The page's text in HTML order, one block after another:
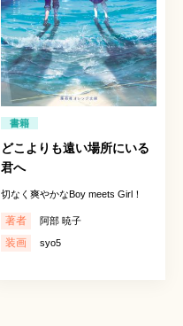
書籍
どこよりも遠い場所にいる
君へ
切なく爽やかなBoy meets Girl！
著者 阿部 暁子
装画 syo5